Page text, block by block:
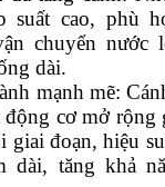
suất cao, phù
chuyển nước
dài.
mạnh mẽ:
động cơ mở rộng
giai đoạn, hiệu
dài, tăng khả